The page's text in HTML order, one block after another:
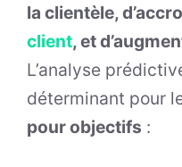
la clientèle,
client, et
L’analyse
déterminant pour
pour objectifs :